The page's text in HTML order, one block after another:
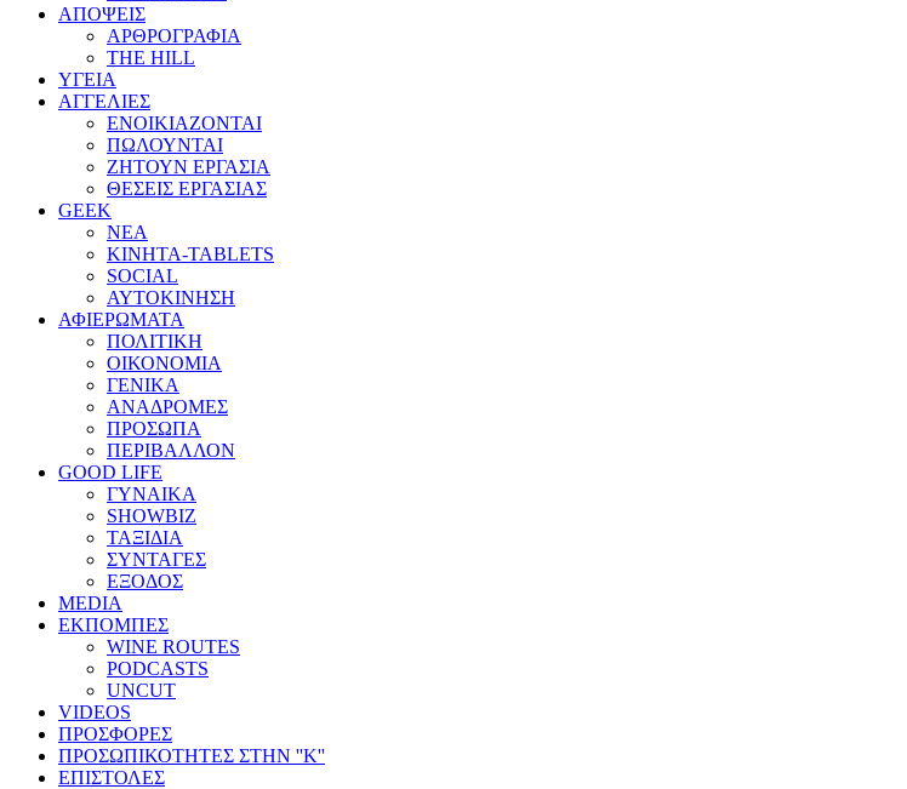
ΑΠΟΨΕΙΣ
ΑΡΘΡΟΓΡΑΦΙΑ
THE HILL
ΥΓΕΙΑ
ΑΓΓΕΛΙΕΣ
ΕΝΟΙΚΙΑΖΟΝΤΑΙ
ΠΩΛΟΥΝΤΑΙ
ΖΗΤΟΥΝ ΕΡΓΑΣΙΑ
ΘΕΣΕΙΣ ΕΡΓΑΣΙΑΣ
GEEK
ΝΕΑ
ΚΙΝΗΤΑ-TABLETS
SOCIAL
ΑΥΤΟΚΙΝΗΣΗ
ΑΦΙΕΡΩΜΑΤΑ
ΠΟΛΙΤΙΚΗ
ΟΙΚΟΝΟΜΙΑ
ΓΕΝΙΚΑ
ΑΝΑΔΡΟΜΕΣ
ΠΡΟΣΩΠΑ
ΠΕΡΙΒΑΛΛΟΝ
GOOD LIFE
ΓΥΝΑΙΚΑ
SHOWBIZ
ΤΑΞΙΔΙΑ
ΣΥΝΤΑΓΕΣ
ΕΞΟΔΟΣ
MEDIA
ΕΚΠΟΜΠΕΣ
WINE ROUTES
PODCASTS
UNCUT
VIDEOS
ΠΡΟΣΦΟΡΕΣ
ΠΡΟΣΩΠΙΚΟΤΗΤΕΣ ΣΤΗΝ ''Κ''
ΕΠΙΣΤΟΛΕΣ